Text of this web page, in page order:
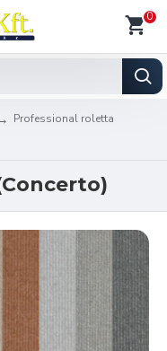
0
Professional roletta